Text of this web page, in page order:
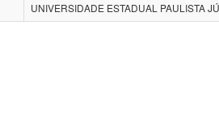
UNIVERSIDADE ESTADUAL PAULISTA